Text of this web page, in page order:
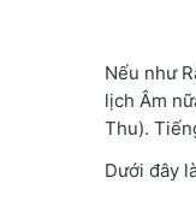
Nếu như
lịch Âm
Thu).
Dưới đây